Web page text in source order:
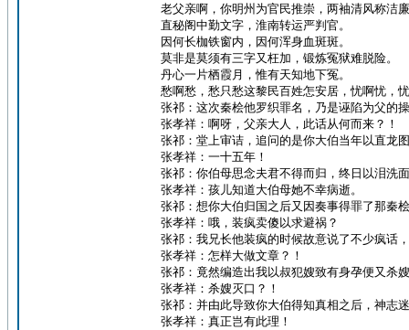
老父亲啊，你明州为官民推崇，两袖清风称洁
直秘阁中勤文字，淮南转运严判官。
因何长枷铁窗内，因何浑身血斑斑。
莫非是莫须有三字又枉加，锻炼冤狱难脱险。
丹心一片栖霞月，惟有天知地下冤。
愁啊愁，愁只愁这黎民百姓怎安居，忧啊忧，
张祁：这次秦桧他罗织罪名，乃是诬陷为父的
张孝祥：啊呀，父亲大人，此话从何而来？！
张祁：堂上审诘，追问的是你大伯当年以直龙
张孝祥：一十五年！
张祁：你伯母思念夫君不得而归，终日以泪洗
张孝祥：孩儿知道大伯母她不幸病逝。
张祁：想你大伯归国之后又因奏事得罪了那秦
张孝祥：哦，装疯卖傻以求避祸？
张祁：我兄长他装疯的时候故意说了不少疯话
张孝祥：怎样大做文章？！
张祁：竟然编造出我以叔犯嫂致有身孕便又杀
张孝祥：杀嫂灭口？！
张祁：并由此导致你大伯得知真相之后，神志
张孝祥：真正岂有此理！